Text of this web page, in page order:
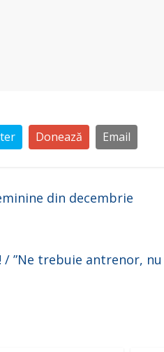
Donează Email
din decembrie
/ ”Ne trebuie antrenor,